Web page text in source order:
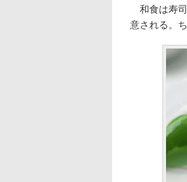
和食は寿司
意される。